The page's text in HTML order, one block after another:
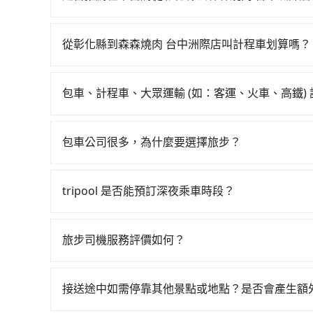
港高鐵站，每人票價870元，再用10分鐘出站、
3.7%，換句話說，臨時要叫小黃的難度是雙北大
外浪費21分鐘在轉乘與等車上，現在還不馬上來
天就要來回，那在彰化路邊可隨租隨借的iRent應
時40元路邊停車費用預估進去，但額外的汽車保
的車門仍未被修理，每一次租車都好像在開樂透
點仍有段距離，在遇到下雨天或者載行李時，就顯
從彰化縣到森森燒肉 台中洲際店叫計程車划算嗎？
慮打電話至附近的計程車隊，如員林168計程車、
新北的30倍之多。如果當天或隔天也要原路返回
燒肉 台中洲際店的最佳選擇。
包車、計程車、大眾運輸 (如：客運、火車、高鐵)
程車最貴，而大眾運輸通常較便宜。 行程：需多
可選用大眾運輸。 便利性：需要便利性和方便性
包車公司很多，為什麼要選擇旅步？
供更彈性的取消訂單規定，並致力於提供高品質
tripool 是否能預訂深夜乘車時段？
旅步司機服務評價如何？
程更加順暢和舒適。」
接送途中如需停靠其他景點或地點？是否會產生額